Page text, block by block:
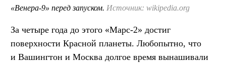
«Венера-9» перед запуском. Источник: wikipedia.org
За четыре года до этого «Марс-2» достиг
поверхности Красной планеты. Любопытно, что
и Вашингтон и Москва долгое время вынашивали